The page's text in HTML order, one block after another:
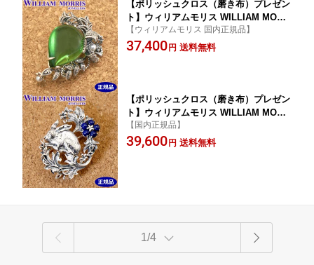
【ポリッシュクロス（磨き布）プレゼン
ト】ウィリアムモリス WILLIAM MORR
IS グリーンアンバー・コンプトン ブロ
ーチ ペンダント シルバー925 ウィリア
【ウィリアムモリス 国内正規品】
37,400 円 送料無料
【ポリッシュクロス（磨き布）プレゼン
ト】ウィリアムモリス WILLIAM MORR
IS 兄弟うさぎ ブローチ ペンダント シ
ルバー925 ラピスラズリ ウィリアム モ
【国内正規品】
39,600 円 送料無料
1/4